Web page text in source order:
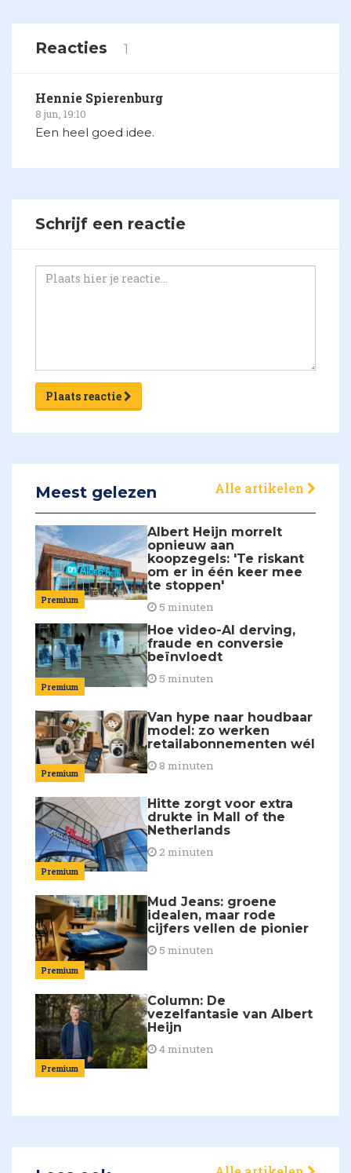
Reacties 1
Hennie Spierenburg
8 jun, 19:10
Een heel goed idee.
Schrijf een reactie
Plaats reactie
Meest gelezen Alle artikelen
Premium
Albert Heijn morrelt
opnieuw aan
koopzegels: 'Te riskant
om er in één keer mee
te stoppen'
5 minuten
Premium
Hoe video-AI derving,
fraude en conversie
beïnvloedt
5 minuten
Premium
Van hype naar houdbaar
model: zo werken
retailabonnementen wél
8 minuten
Premium
Hitte zorgt voor extra
drukte in Mall of the
Netherlands
2 minuten
Premium
Mud Jeans: groene
idealen, maar rode
cijfers vellen de pionier
5 minuten
Premium
Column: De
vezelfantasie van Albert
Heijn
4 minuten